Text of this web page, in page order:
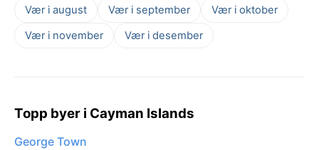
Vær i august Vær i september
Vær i oktober
Vær i november
Vær i desember
Topp byer i Cayman Islands
George Town